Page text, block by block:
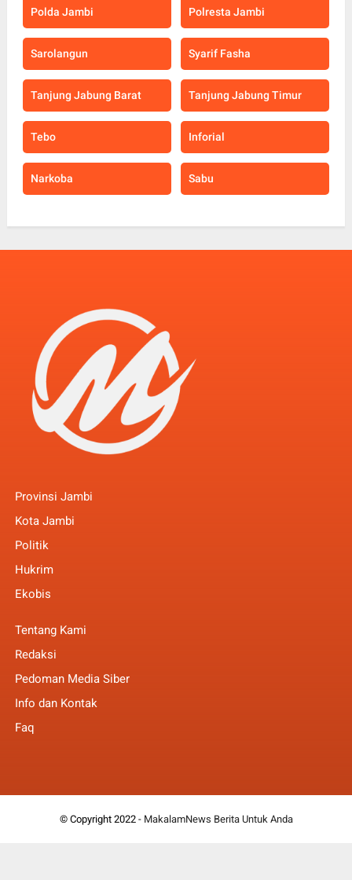
Polda Jambi Polresta Jambi
Sarolangun Syarif Fasha
Tanjung Jabung Barat Tanjung Jabung Timur
Tebo Inforial
Narkoba Sabu
Provinsi Jambi
Kota Jambi
Politik
Hukrim
Ekobis
Tentang Kami
Redaksi
Pedoman Media Siber
Info dan Kontak
Faq
© Copyright 2022 - MakalamNews Berita Untuk Anda